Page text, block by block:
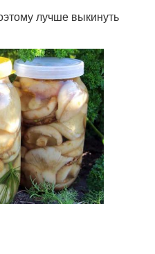
лучше выкинуть